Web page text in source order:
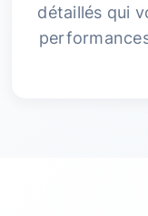
détaillés qui